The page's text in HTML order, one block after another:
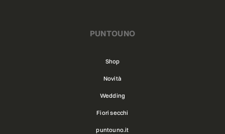
PUNTOUNO
Shop
Novità
Wedding
Fiori secchi
puntouno.it